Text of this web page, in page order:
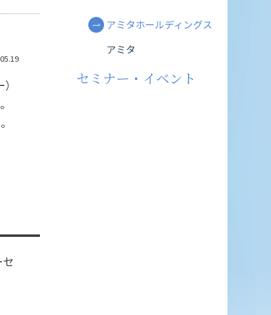
アミタホールディングス
アミタ
セミナー・イベント